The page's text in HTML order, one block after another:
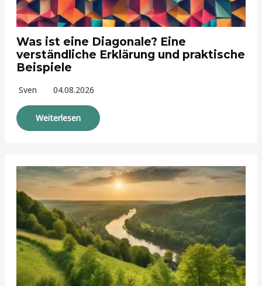
Was ist eine Diagonale? Eine
verständliche Erklärung und praktische
Beispiele
Sven 04.08.2026
Weiterlesen